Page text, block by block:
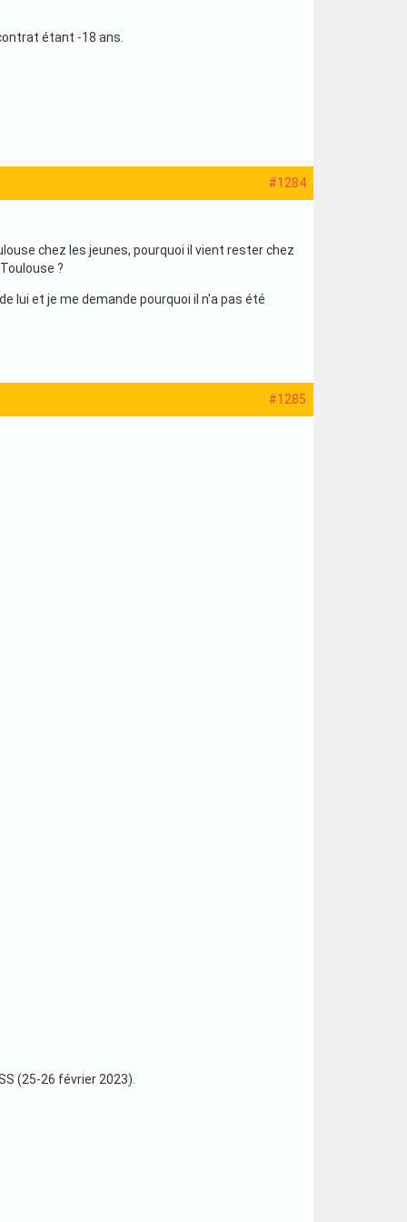
étant -18 ans.
#1284
chez les jeunes, pourquoi il vient rester chez
?
lui et je me demande pourquoi il n'a pas été
#1285
(25-26 février 2023).